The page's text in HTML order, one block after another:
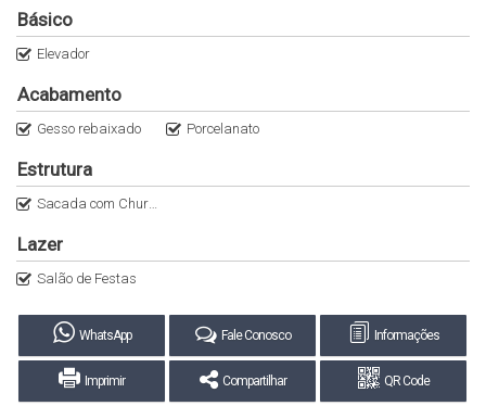
📲Agende já sua visita com um de nossos corretores
Básico
Elevador
Acabamento
Gesso rebaixado Porcelanato
Estrutura
Sacada com Churrasqueira a Carvão
Lazer
Salão de Festas
WhatsApp Fale Conosco Informações
Imprimir Compartilhar QR Code